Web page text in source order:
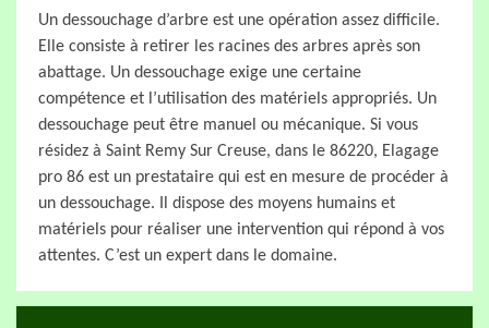
Un dessouchage d’arbre est une opération assez difficile.
Elle consiste à retirer les racines des arbres après son
abattage. Un dessouchage exige une certaine
compétence et l’utilisation des matériels appropriés. Un
dessouchage peut être manuel ou mécanique. Si vous
résidez à Saint Remy Sur Creuse, dans le 86220, Elagage
pro 86 est un prestataire qui est en mesure de procéder à
un dessouchage. Il dispose des moyens humains et
matériels pour réaliser une intervention qui répond à vos
attentes. C’est un expert dans le domaine.